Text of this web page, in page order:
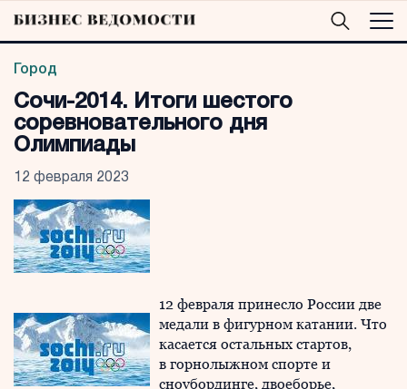
Город
Сочи-2014. Итоги шестого
соревновательного дня
Олимпиады
12 февраля 2023
12 февраля принесло России две
медали в фигурном катании. Что
касается остальных стартов,
в горнолыжном спорте и
сноубординге, двоеборье,